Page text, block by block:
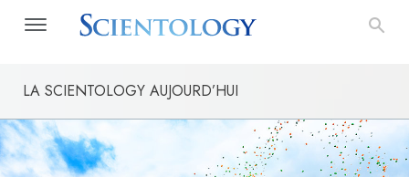
LA SCIENTOLOGY AUJOURD’HUI